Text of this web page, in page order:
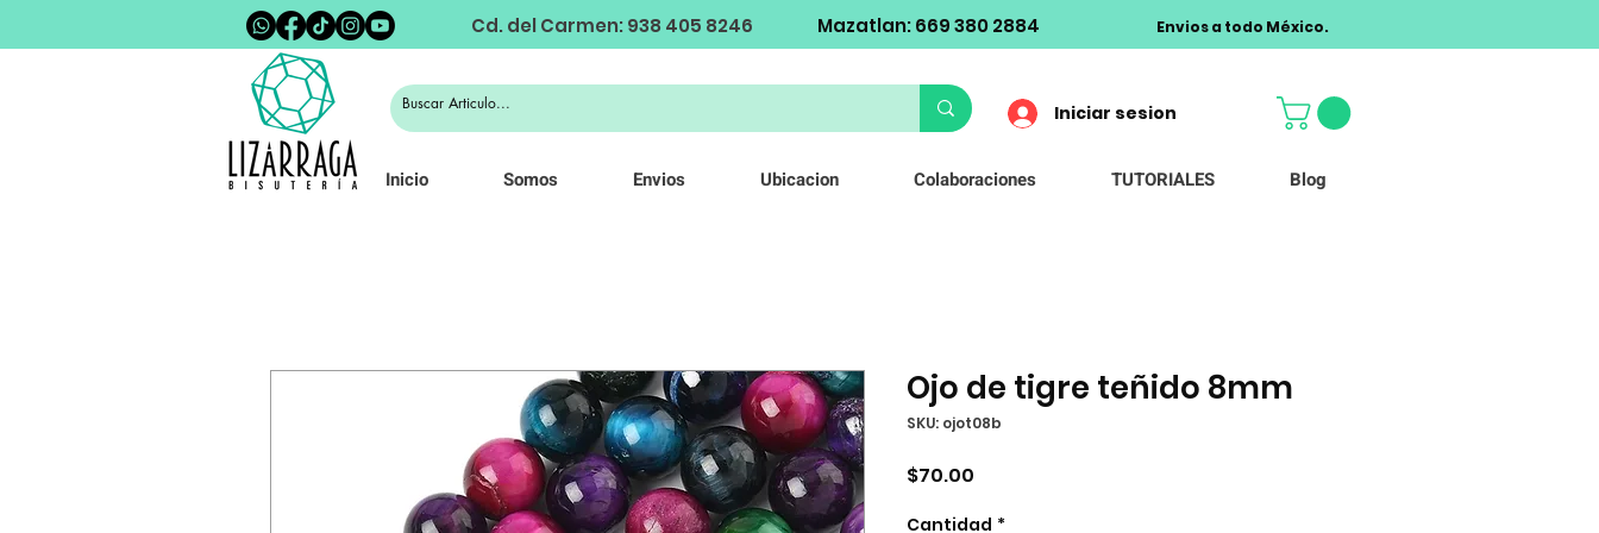
Cd. del Carmen: 938 405 8246 Mazatlan: 669 380 2884 Envios a todo México.
Iniciar sesion
Inicio Somos Envios Ubicacion Colaboraciones TUTORIALES Blog
Ojo de tigre teñido 8mm
SKU: ojot08b
$70.00
Cantidad *